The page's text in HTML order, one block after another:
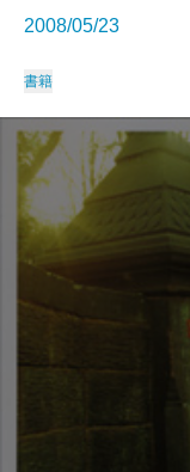
2008/05/23
書籍